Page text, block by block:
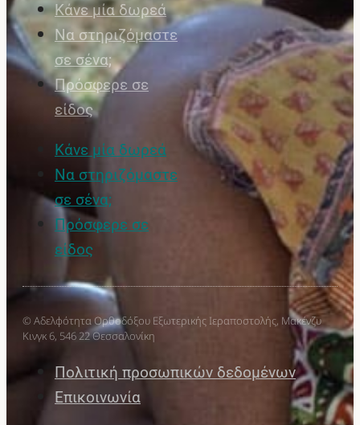
Κάνε μία δωρεά
Να στηριζόμαστε
σε σένα;
Πρόσφερε σε
είδος
Κάνε μία δωρεά
Να στηριζόμαστε
σε σένα;
Πρόσφερε σε
είδος
© Αδελφότητα Ορθοδόξου Εξωτερικής Ιεραποστολής, Μακένζυ
Κινγκ 6, 546 22 Θεσσαλονίκη
Πολιτική προσωπικών δεδομένων
Επικοινωνία